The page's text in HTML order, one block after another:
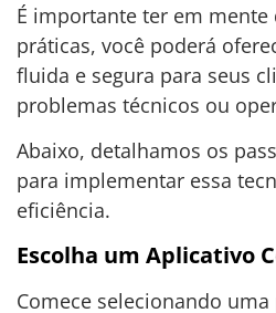
É importante ter em mente
práticas, você poderá
fluida e segura para seus
problemas técnicos ou
Abaixo, detalhamos os
para implementar essa
eficiência.
Escolha um Aplicativo
Comece selecionando